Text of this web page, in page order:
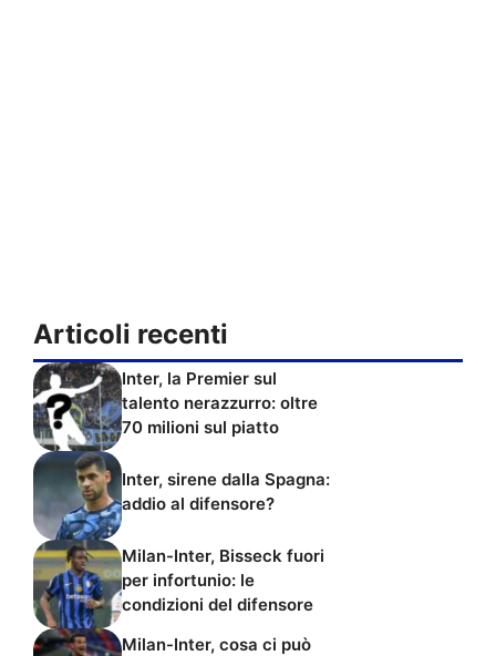
Articoli recenti
Inter, la Premier sul
talento nerazzurro: oltre
70 milioni sul piatto
Inter, sirene dalla Spagna:
addio al difensore?
Milan-Inter, Bisseck fuori
per infortunio: le
condizioni del difensore
Milan-Inter, cosa ci può